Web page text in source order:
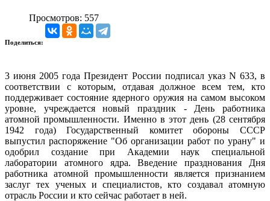
Просмотров: 557
Поделиться:
3 июня 2005 года Президент России подписал указ N 633, в
соответствии с которым, отдавая должное всем тем, кто
поддерживает состояние ядерного оружия на самом высоком
уровне, учреждается новый праздник - День работника
атомной промышленности. Именно в этот день (28 сентября
1942 года) Государственный комитет обороны СССР
выпустил распоряжение "Об организации работ по урану" и
одобрил создание при Академии наук специальной
лаборатории атомного ядра. Введение празднования Дня
работника атомной промышленности является признанием
заслуг тех ученых и специалистов, кто создавал атомную
отрасль России и кто сейчас работает в ней.